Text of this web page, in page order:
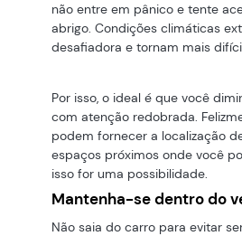
não entre em pânico e tente
abrigo. Condições climáticas
desafiadora e tornam mais
Por isso, o ideal é que você
com atenção redobrada.
podem fornecer a localização
espaços próximos onde você
isso for uma possibilidade.
Mantenha-se dentro do
Não saia do carro para evitar